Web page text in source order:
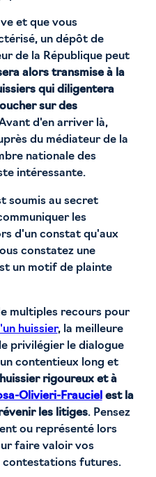
et que vous
un dépôt de
de la République peut
alors transmise à la
qui diligentera
sur des
d'en arriver là,
du médiateur de la
nationale des
intéressante.
soumis au secret
les
d'un constat qu'aux
constatez une
un motif de plainte
multiples recours pour
huissier, la meilleure
privilégier le dialogue
contentieux long et
rigoureux et à
Olivieri-Fraucielest la
les litiges. Pensez
ou représenté lors
faire valoir vos
futures.